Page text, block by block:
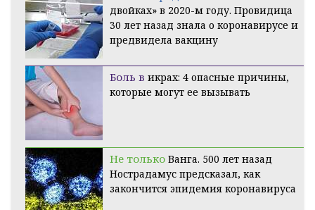
двойках» в 2020-м году. Провидица
30 лет назад знала о коронавирусе и
предвидела вакцину
Боль в икрах: 4 опасные причины,
которые могут ее вызывать
Не только Ванга. 500 лет назад
Нострадамус предсказал, как
закончится эпидемия коронавируса